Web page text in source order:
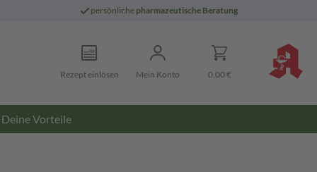
persönliche pharmazeutische Beratung
Rezept einlösen Mein Konto 0,00 €
Deine Vorteile